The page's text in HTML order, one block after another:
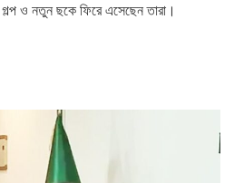
ও নতুন ছকে ফিরে এসেছেন তারা।